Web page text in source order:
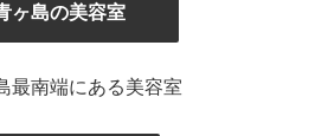
ヶ島の美容室
最南端にある美容室